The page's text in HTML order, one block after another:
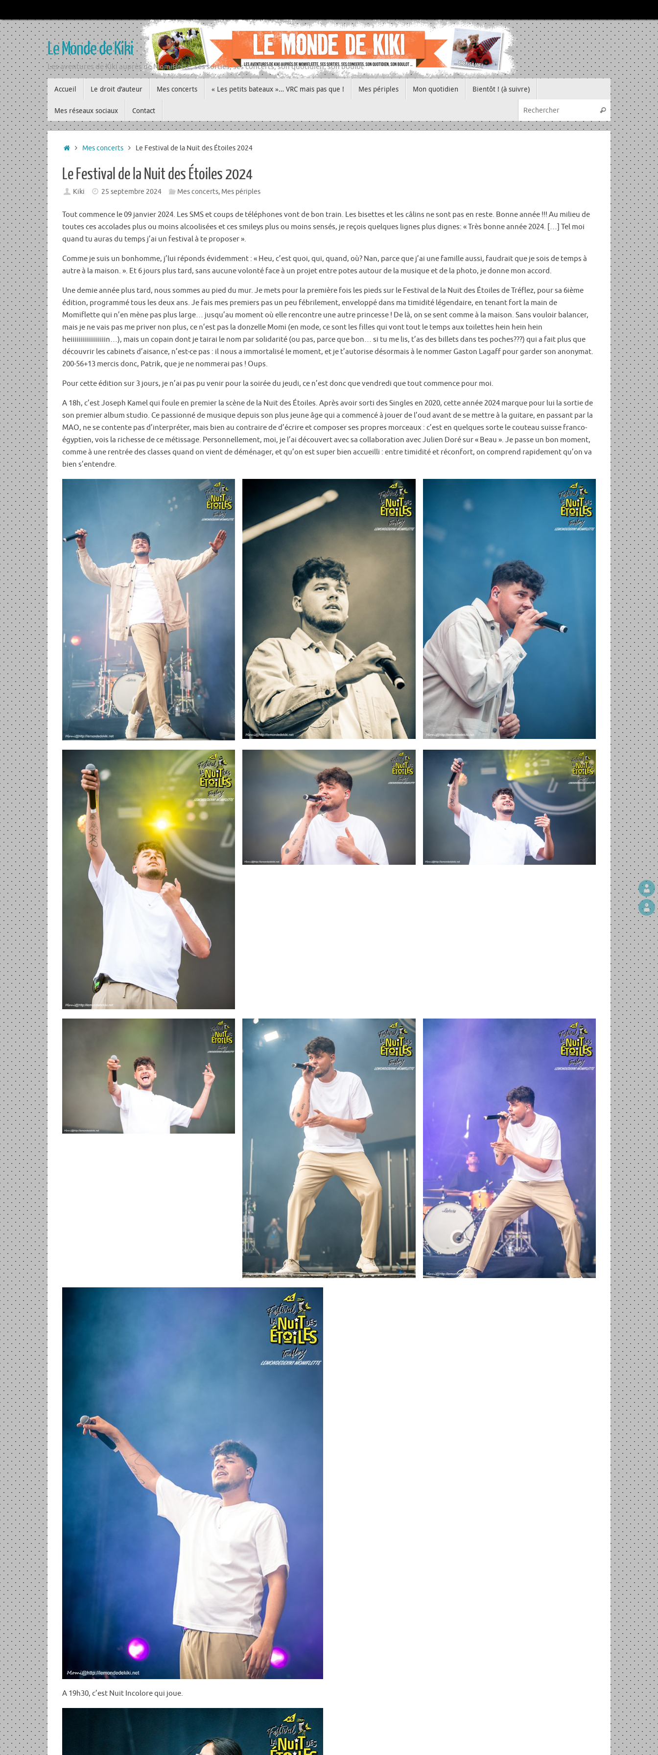
au
contenu
Le Monde de Kiki
Les aventures de Kiki auprès de Momiflette, ses sorties, ses concerts, son quotidien, son boulot
au
contenu
Accueil Le droit d’auteur Mes concerts « Les petits bateaux »… VRC mais pas que ! Mes périples Mon quotidien Bientôt ! (à suivre)
Mes réseaux sociaux Contact
Recherche
Rechercher
Accueil
Mes concerts Le Festival de la Nuit des Étoiles 2024
Le Festival de la Nuit des Étoiles 2024
Kiki 25 septembre 2024 Mes concerts, Mes périples
Tout commence le 09 janvier 2024. Les SMS et coups de téléphones vont de bon train. Les bisettes et les câlins ne sont pas en reste. Bonne année !!! Au milieu de
toutes ces accolades plus ou moins alcoolisées et ces smileys plus ou moins sensés, je reçois quelques lignes plus dignes: « Très bonne année 2024. […] Tel moi
quand tu auras du temps j’ai un festival à te proposer ».
Comme je suis un bonhomme, j’lui réponds évidemment : « Heu, c’est quoi, qui, quand, où? Nan, parce que j’ai une famille aussi, faudrait que je sois de temps à
autre à la maison. ». Et 6 jours plus tard, sans aucune volonté face à un projet entre potes autour de la musique et de la photo, je donne mon accord.
Une demie année plus tard, nous sommes au pied du mur. Je mets pour la première fois les pieds sur le Festival de la Nuit des Étoiles de Tréflez, pour sa 6ième
édition, programmé tous les deux ans. Je fais mes premiers pas un peu fébrilement, enveloppé dans ma timidité légendaire, en tenant fort la main de
Momiflette qui n’en mène pas plus large… jusqu’au moment où elle rencontre une autre princesse ! De là, on se sent comme à la maison. Sans vouloir balancer,
mais je ne vais pas me priver non plus, ce n’est pas la donzelle Momi (en mode, ce sont les filles qui vont tout le temps aux toilettes hein hein hein
heiiiiiiiiiiiiiiiiiin…), mais un copain dont je tairai le nom par solidarité (ou pas, parce que bon… si tu me lis, t’as des billets dans tes poches???) qui a fait plus que
découvrir les cabinets d’aisance, n’est-ce pas : il nous a immortalisé le moment, et je t’autorise désormais à le nommer Gaston Lagaff pour garder son anonymat.
200-56+13 mercis donc, Patrik, que je ne nommerai pas ! Oups.
Pour cette édition sur 3 jours, je n’ai pas pu venir pour la soirée du jeudi, ce n’est donc que vendredi que tout commence pour moi.
A 18h, c’est Joseph Kamel qui foule en premier la scène de la Nuit des Étoiles. Après avoir sorti des Singles en 2020, cette année 2024 marque pour lui la sortie de
son premier album studio. Ce passionné de musique depuis son plus jeune âge qui a commencé à jouer de l’oud avant de se mettre à la guitare, en passant par la
MAO, ne se contente pas d’interpréter, mais bien au contraire de d’écrire et composer ses propres morceaux : c’est en quelques sorte le couteau suisse franco-
égyptien, vois la richesse de ce métissage. Personnellement, moi, je l’ai découvert avec sa collaboration avec Julien Doré sur « Beau ». Je passe un bon moment,
comme à une rentrée des classes quand on vient de déménager, et qu’on est super bien accueilli : entre timidité et réconfort, on comprend rapidement qu’on va
bien s’entendre.
A 19h30, c’est Nuit Incolore qui joue.